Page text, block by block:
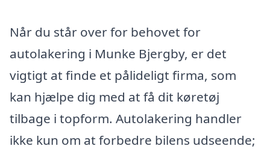
Når du står over for behovet for
autolakering i Munke Bjergby, er det
vigtigt at finde et pålideligt firma, som
kan hjælpe dig med at få dit køretøj
tilbage i topform. Autolakering handler
ikke kun om at forbedre bilens udseende;